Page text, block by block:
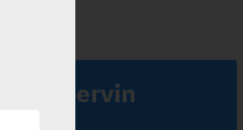
Calmanervin